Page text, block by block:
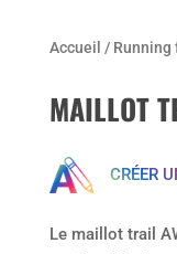
Accueil / Running
MAILLOT
CRÉER
Le maillot trail